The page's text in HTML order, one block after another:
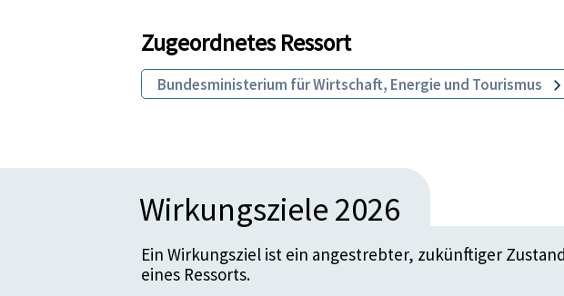
Zugeordnetes Ressort
Bundesministerium für Wirtschaft, Energie und Tourismus
Wirkungsziele 2026
Ein Wirkungsziel ist ein angestrebter, zukünftiger
eines Ressorts.